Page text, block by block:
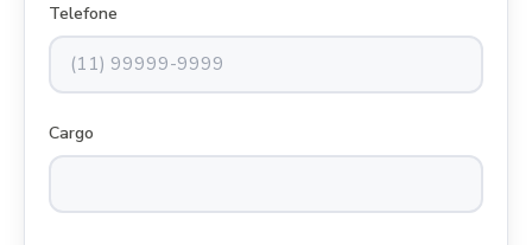
Telefone
Cargo